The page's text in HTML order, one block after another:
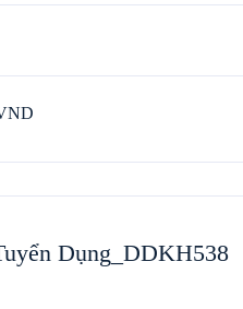
Dụng_DDKH538